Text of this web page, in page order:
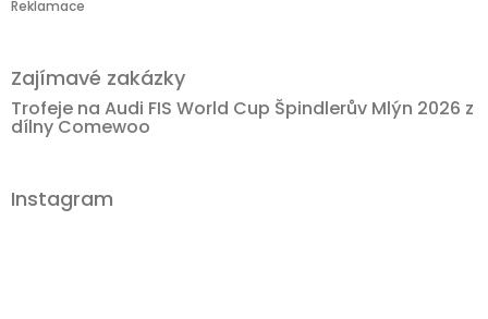
Reklamace
Zajímavé zakázky
Trofeje na Audi FIS World Cup Špindlerův Mlýn 2026 z
dílny Comewoo
Instagram